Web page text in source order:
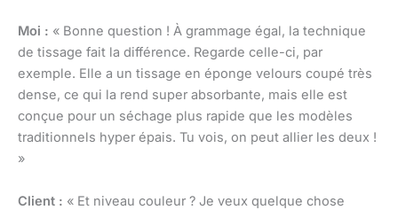
Moi : « Bonne question ! À grammage égal, la technique
de tissage fait la différence. Regarde celle-ci, par
exemple. Elle a un tissage en éponge velours coupé très
dense, ce qui la rend super absorbante, mais elle est
conçue pour un séchage plus rapide que les modèles
traditionnels hyper épais. Tu vois, on peut allier les deux !
»
Client : « Et niveau couleur ? Je veux quelque chose